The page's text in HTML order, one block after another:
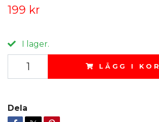
199 kr
I lager.
LÄGG I
Dela